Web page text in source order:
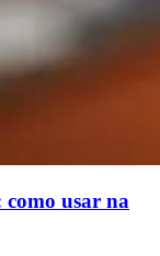
usar na